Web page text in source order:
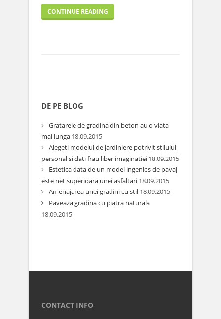
CONTINUE READING
DE PE BLOG
Gratarele de gradina din beton au o viata
mai lunga 18.09.2015
Alegeti modelul de jardiniere potrivit stilului
personal si dati frau liber imaginatiei 18.09.2015
Estetica data de un model ingenios de pavaj
este net superioara unei asfaltari 18.09.2015
Amenajarea unei gradini cu stil 18.09.2015
Paveaza gradina cu piatra naturala
18.09.2015
CONTACT INFO